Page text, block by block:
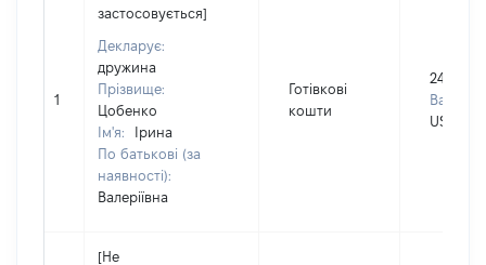
1
застосовується]
Декларує:
дружина
Прізвище:
Цобенко
Ім'я:
Ірина
По батькові (за
наявності):
Валеріївна
Готівкові
кошти
24000
Валюта:
USD
[Не